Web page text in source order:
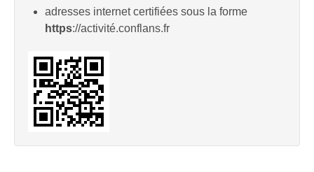
adresses internet certifiées sous la forme
https://activité.conflans.fr